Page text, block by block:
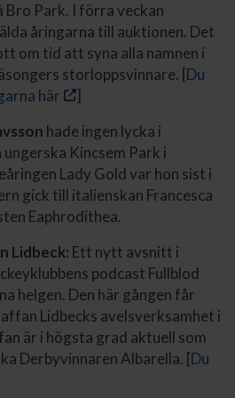
Bro Park. I förra veckan
åringarna till auktionen. Det
om tid att syna alla namnen i
storloppsvinnare. [Du
här
]
hade ingen lycka i
Kincsem Park i
Lady Gold var hon sist i
gick till italienskan Francesca
Eaphrodithea.
Lidbeck: Ett nytt avsnitt i
podcast Fullblod
helgen. Den här gången får
Lidbecks avelsverksamhet i
är i högsta grad aktuell som
Derbyvinnaren Albarella. [Du